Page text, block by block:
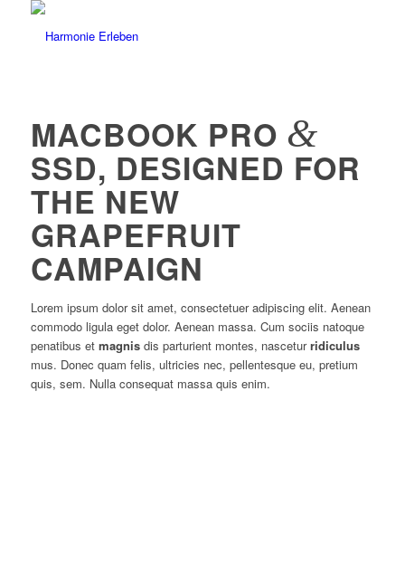
MACBOOK PRO &
SSD, DESIGNED FOR
THE NEW
GRAPEFRUIT
CAMPAIGN
Lorem ipsum dolor sit amet, consectetuer adipiscing elit. Aenean
commodo ligula eget dolor. Aenean massa. Cum sociis natoque
penatibus et magnisdis parturient montes, nasceturridiculus
mus. Donec quam felis, ultricies nec, pellentesque eu, pretium
quis, sem. Nulla consequat massa quis enim.